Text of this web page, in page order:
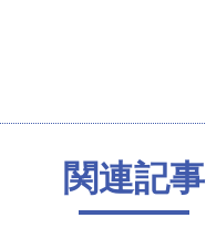
関連記事